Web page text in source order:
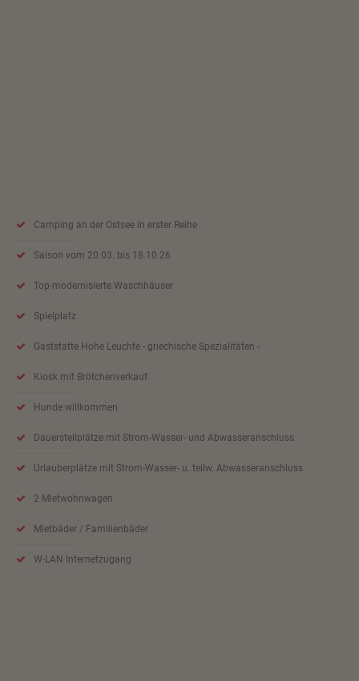
Camping an der Ostsee in erster Reihe
Saison vom 20.03. bis 18.10.26
Top-modernisierte Waschhäuser
Spielplatz
Gaststätte Hohe Leuchte - griechische Spezialitäten -
Kiosk mit Brötchenverkauf
Hunde willkommen
Dauerstellplätze mit Strom-Wasser- und Abwasseranschluss
Urlauberplätze mit Strom-Wasser- u. teilw. Abwasseranschluss
2 Mietwohnwagen
Mietbäder / Familienbäder
W-LAN Internetzugang